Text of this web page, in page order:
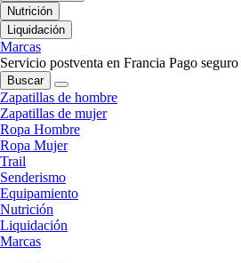
Nutrición
Liquidación
Marcas
Servicio postventa en Francia Pago seguro
Buscar
Zapatillas de hombre
Zapatillas de mujer
Ropa Hombre
Ropa Mujer
Trail
Senderismo
Equipamiento
Nutrición
Liquidación
Marcas